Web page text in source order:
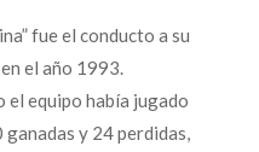
fue el conducto a su
el año 1993.
el equipo había jugado
y 24 perdidas,